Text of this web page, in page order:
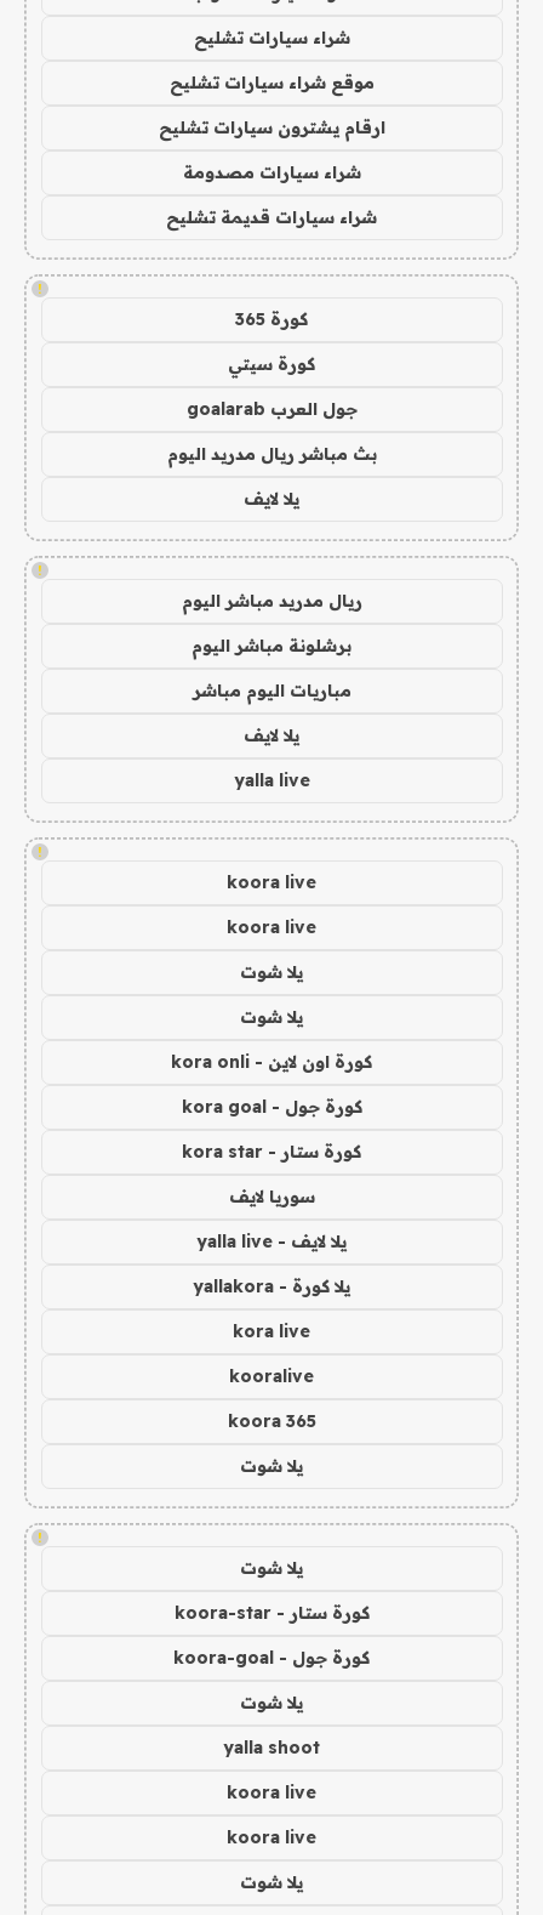
شراء سيارات تشليح
موقع شراء سيارات تشليح
ارقام يشترون سيارات تشليح
شراء سيارات مصدومة
شراء سيارات قديمة تشليح
!
كورة 365
كورة سيتي
جول العرب goalarab
بث مباشر ريال مدريد اليوم
يلا لايف
!
ريال مدريد مباشر اليوم
برشلونة مباشر اليوم
مباريات اليوم مباشر
يلا لايف
yalla live
!
koora live
koora live
يلا شوت
يلا شوت
كورة اون لاين - kora onli
كورة جول - kora goal
كورة ستار - kora star
سوريا لايف
يلا لايف - yalla live
يلا كورة - yallakora
kora live
kooralive
koora 365
يلا شوت
!
يلا شوت
كورة ستار - koora-star
كورة جول - koora-goal
يلا شوت
yalla shoot
koora live
koora live
يلا شوت